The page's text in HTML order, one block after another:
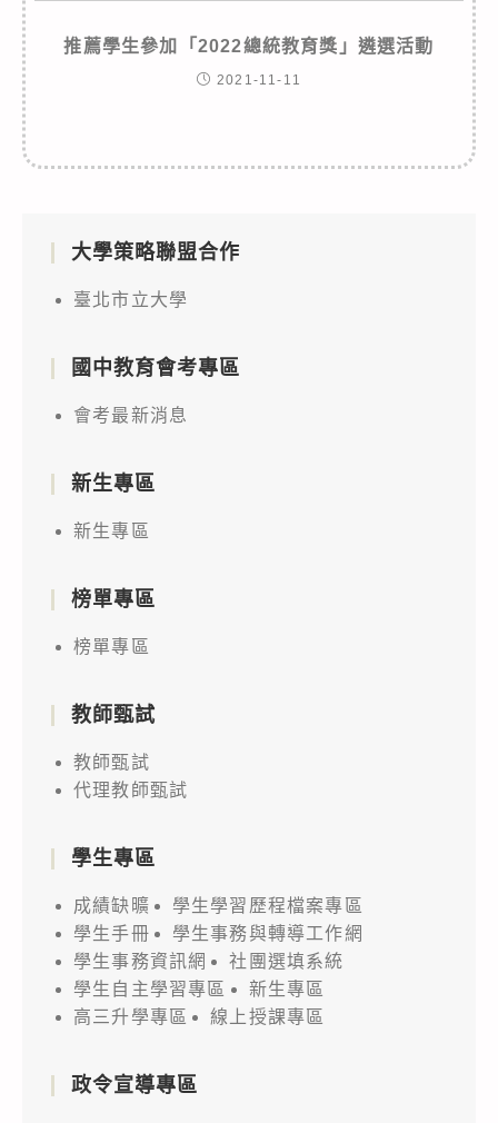
推薦學生參加「2022總統教育獎」遴選活動
2021-11-11
大學策略聯盟合作
臺北市立大學
國中教育會考專區
會考最新消息
新生專區
新生專區
榜單專區
榜單專區
教師甄試
教師甄試
代理教師甄試
學生專區
成績缺曠
學生學習歷程檔案專區
學生手冊
學生事務與轉導工作網
學生事務資訊網
社團選填系統
學生自主學習專區
新生專區
高三升學專區
線上授課專區
政令宣導專區